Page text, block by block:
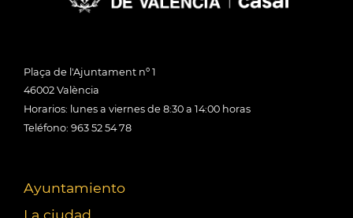
Plaça de l'Ajuntament nº 1
46002 València
Horarios: lunes a viernes de 8:30 a 14:00 horas
Teléfono: 963 52 54 78
Ayuntamiento
La ciudad